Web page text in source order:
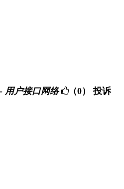
用户接口网络 （0） 投诉